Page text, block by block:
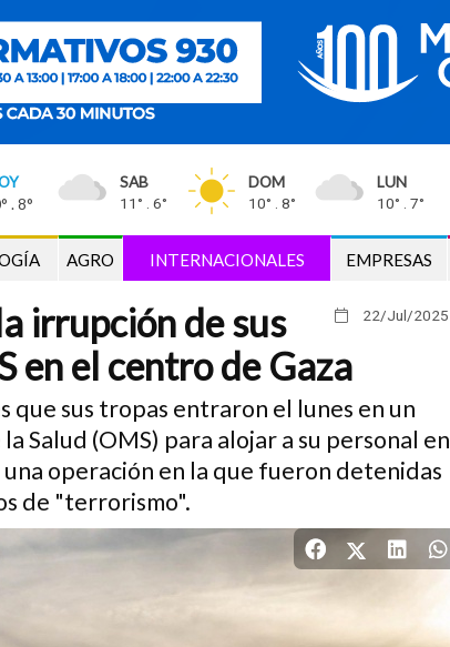
. 8°
SAB
11° . 6°
DOM
10° . 8°
LUN
10° . 7°
AGRO INTERNACIONALES EMPRESAS
22/Jul/2025
irrupción de sus
en el centro de Gaza
que sus tropas entraron el lunes en un
Salud (OMS) para alojar a su personal en
operación en la que fueron detenidas
de "terrorismo".